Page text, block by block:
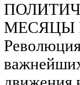
МЕСЯЦЫ